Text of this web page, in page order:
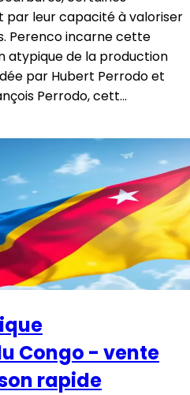
par leur capacité à valoriser
Perenco incarne cette
atypique de la production
par Hubert Perrodo et
Perrodo, cett...
Congo - vente
rapide